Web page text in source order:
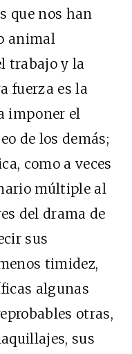
que nos han
animal
trabajo y la
fuerza es la
imponer el
de los demás;
como a veces
múltiple al
del drama de
sus
timidez,
algunas
otras,
sus